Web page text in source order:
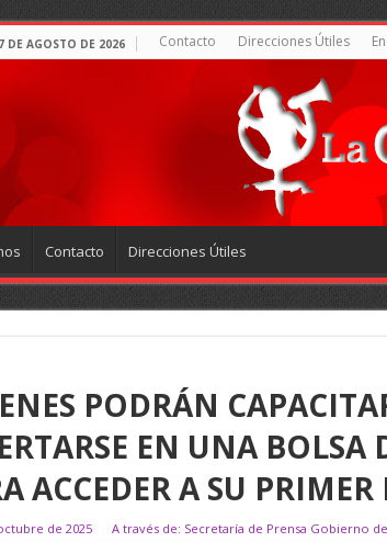
DE AGOSTO DE 2026 Contacto Direcciones Útiles
Contacto Direcciones Útiles
PODRÁN
EN UNA BOLSA
ACCEDER A SU PRIMER
de 2025 A través de: Secretaría de Prensa Gobierno